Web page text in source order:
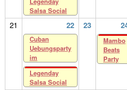
Salsa Social
21 22 23
Cuban
Uebungsparty
im
Legenday
Salsa Social
Mambo
Beats
Party